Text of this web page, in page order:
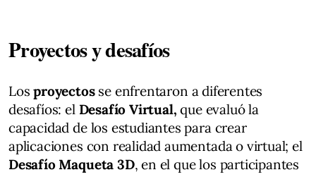
Proyectos y desafíos
Losproyectosse enfrentaron a diferentes
desafíos: el Desafío Virtual, que evaluó la
capacidad de los estudiantes para crear
aplicaciones con realidad aumentada o virtual; el
Desafío Maqueta 3D, en el que los participantes